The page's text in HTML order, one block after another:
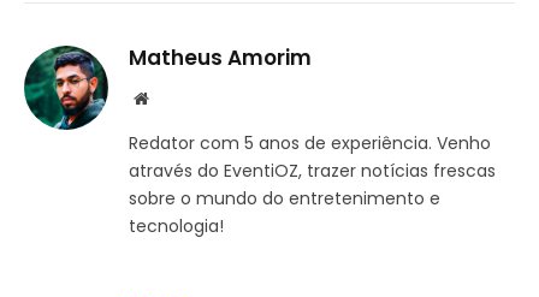
Matheus Amorim
Website
Redator com 5 anos de experiência. Venho
através do EventiOZ, trazer notícias frescas
sobre o mundo do entretenimento e
tecnologia!